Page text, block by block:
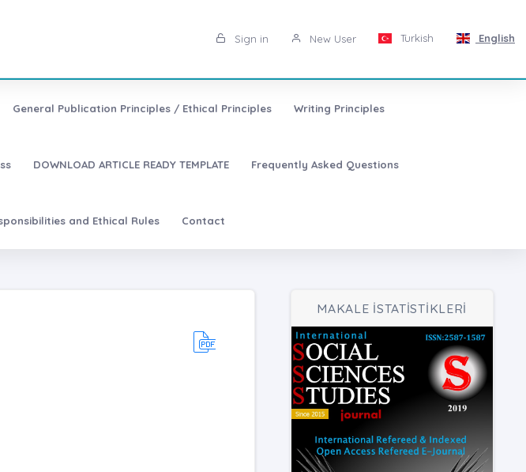
Sign in New User Turkish English
General Publication Principles / Ethical Principles Writing Principles
DOWNLOAD ARTICLE READY TEMPLATE Frequently Asked Questions
and Ethical Rules Contact
MAKALE İSTATİSTİKLERİ